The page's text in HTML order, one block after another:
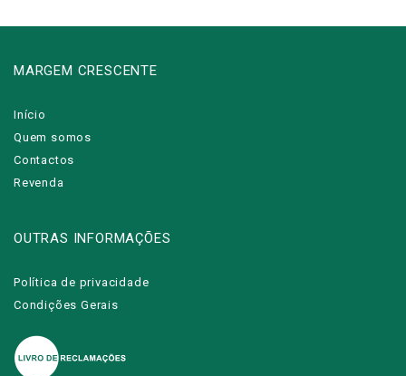
MARGEM CRESCENTE
Início
Quem somos
Contactos
Revenda
OUTRAS INFORMAÇÕES
Política de privacidade
Condições Gerais